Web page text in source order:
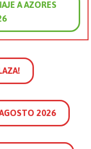
A AZORES
2026